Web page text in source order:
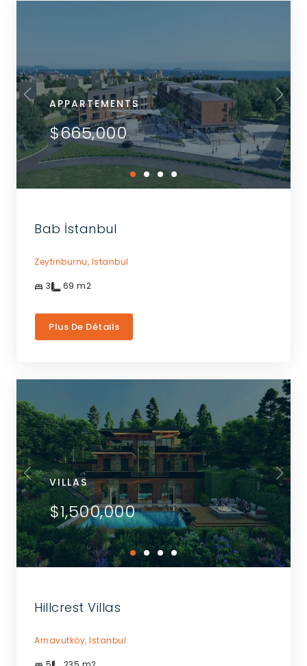
APPARTEMENTS
$665,000
Bab İstanbul
Zeytinburnu, Istanbul
3 69 m2
Plus De Détails
VILLAS
$1,500,000
Hillcrest Villas
Arnavutköy, Istanbul